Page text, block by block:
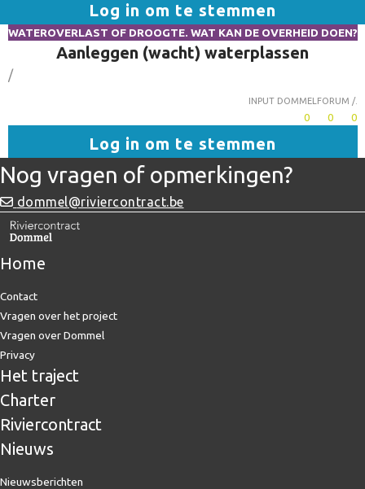
Log in om te stemmen
WATEROVERLAST OF DROOGTE. WAT KAN DE OVERHEID DOEN?
Aanleggen (wacht) waterplassen
/
Input dommelforum /.
0 0 0
Log in om te stemmen
Nog vragen of opmerkingen?
dommel@riviercontract.be
Home
Contact
Vragen over het project
Vragen over Dommel
Privacy
Het traject
Charter
Riviercontract
Nieuws
Nieuwsberichten